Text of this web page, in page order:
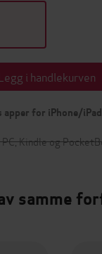
i handlekurven
apper for iPhone/
Kindle og
samme